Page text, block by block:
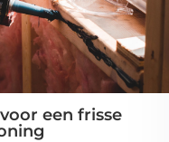
een frisse